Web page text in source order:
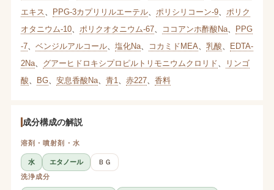
エキス
PPG-3カプリリルエーテル、 ポリシリコーン-9、 ポリク
オタニウム-10、 ポリクオタニウム-67、 ココアンホ酢酸Na、 PPG
-7、 ベンジルアルコール、 塩化Na、 コカミドMEA 乳酸
EDTA-
2Na、 グアーヒドロキシプロピルトリモニウムクロリド
リンゴ
酸
BG、 安息香酸Na、 青1 赤227、 香料
成分構成の解説
溶剤・噴射剤・水
水 エタノール
ＢＧ
洗浄成分